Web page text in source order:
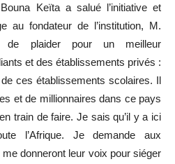
Keïta a salué l’initiative et
au fondateur de l’institution, M.
de plaider pour un meilleur
et des établissements privés :
ces établissements scolaires. Il
et de millionnaires dans ce pays
train de faire. Je sais qu’il y a ici
l’Afrique. Je demande aux
donneront leur voix pour siéger